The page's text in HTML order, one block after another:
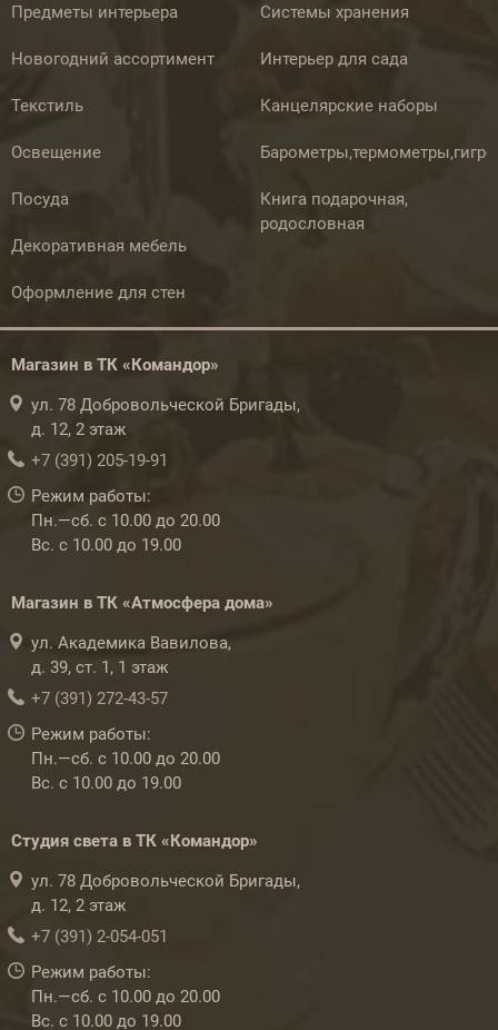
Предметы интерьера
Новогодний ассортимент
Текстиль
Освещение
Посуда
Декоративная мебель
Оформление для стен
Системы хранения
Интерьер для сада
Канцелярские наборы
Книга подарочная,
родословная
Магазин в ТК «Командор»
ул. 78 Добровольческой Бригады,
д. 12, 2 этаж
+7 (391) 205-19-91
Режим работы:
Пн.—сб. с 10.00 до 20.00
Вс. с 10.00 до 19.00
Магазин в ТК «Атмосфера дома»
ул. Академика Вавилова,
д. 39, ст. 1, 1 этаж
+7 (391) 272-43-57
Режим работы:
Пн.—сб. с 10.00 до 20.00
Вс. с 10.00 до 19.00
Студия света в ТК «Командор»
ул. 78 Добровольческой Бригады,
д. 12, 2 этаж
+7 (391) 2-054-051
Режим работы:
Пн.—сб. с 10.00 до 20.00
Вс. с 10.00 до 19.00